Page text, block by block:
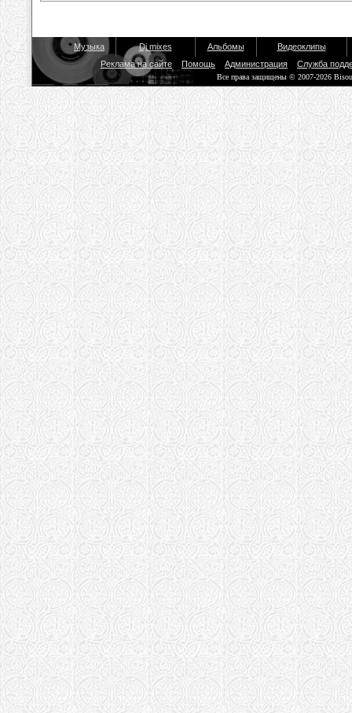
Музыка Dj mixes Альбомы
Видеоклипы
Реклама на сайте
Помощь Администрация Служба
Все права защищены © 2007-2026